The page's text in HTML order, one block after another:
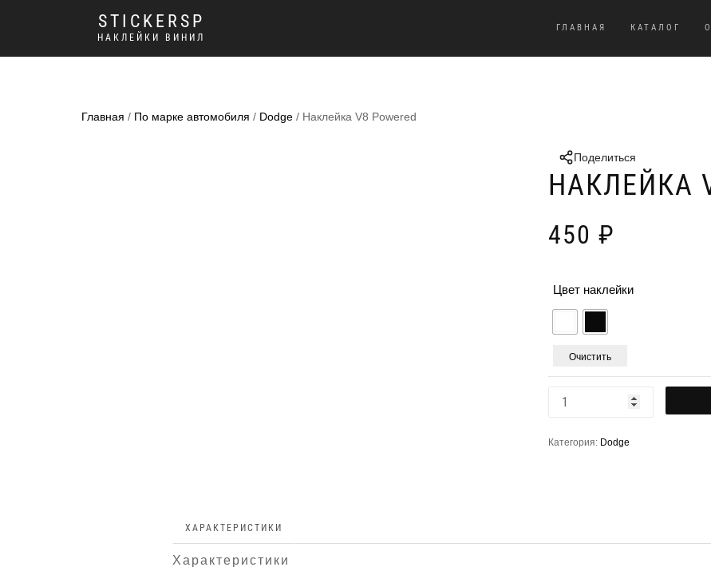
STICKERSP
НАКЛЕЙКИ ВИНИЛ
ГЛАВНАЯ КАТАЛОГ
Главная / По марке автомобиля / Dodge / Наклейка V8 Powered
Поделиться
НАКЛЕЙКА
450 ₽
Цвет наклейки
Очистить
Категория: Dodge
ХАРАКТЕРИСТИКИ
Характеристики